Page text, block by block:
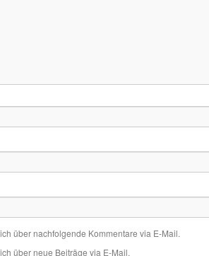
über nachfolgende Kommentare via E-Mail.
über neue Beiträge via E-Mail.